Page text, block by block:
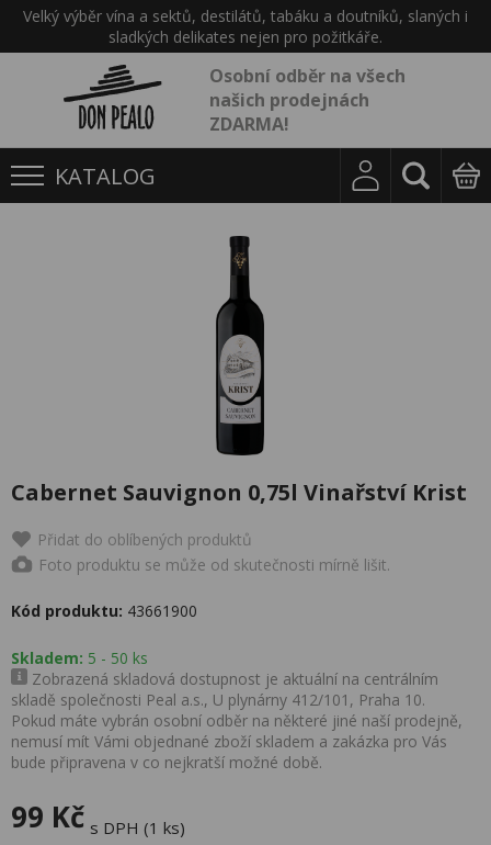
Velký výběr vína a sektů, destilátů, tabáku a doutníků, slaných i
sladkých delikates nejen pro požitkáře.
Osobní odběr na všech
našich prodejnách
ZDARMA!
KATALOG
Cabernet Sauvignon 0,75l Vinařství Krist
Přidat do oblíbených produktů
Foto produktu se může od skutečnosti mírně lišit.
Kód produktu: 43661900
Skladem: 5 - 50 ks
Zobrazená skladová dostupnost je aktuální na centrálním
skladě společnosti Peal a.s., U plynárny 412/101, Praha 10.
Pokud máte vybrán osobní odběr na některé jiné naší prodejně,
nemusí mít Vámi objednané zboží skladem a zakázka pro Vás
bude připravena v co nejkratší možné době.
99 Kč s DPH (1 ks)